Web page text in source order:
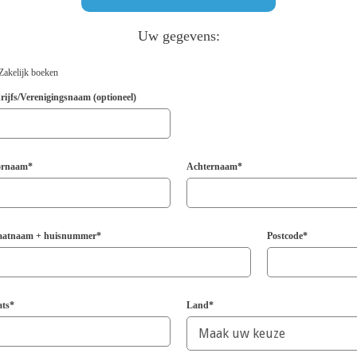
Uw gegevens:
boeken
Verenigingsnaam (optioneel)
Achternaam*
+ huisnummer* Postcode*
Land*